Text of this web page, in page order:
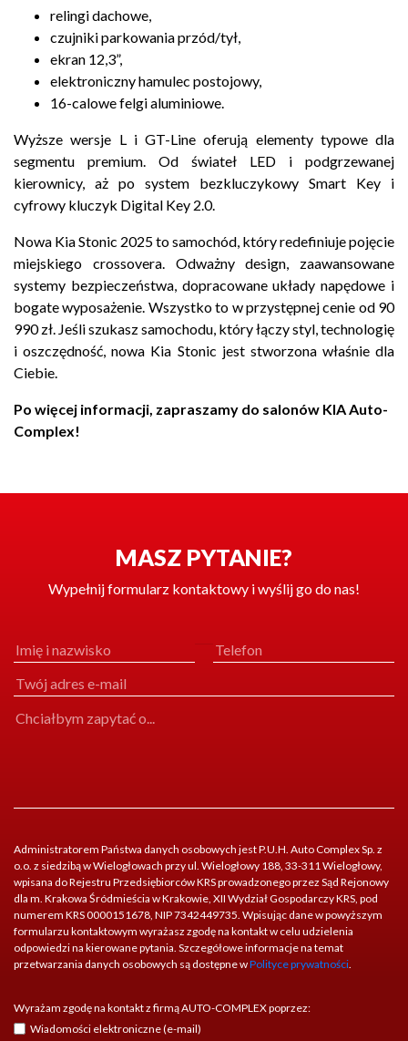
relingi dachowe,
czujniki parkowania przód/tył,
ekran 12,3”,
elektroniczny hamulec postojowy,
16-calowe felgi aluminiowe.
Wyższe wersje L i GT-Line oferują elementy typowe dla
segmentu premium. Od świateł LED i podgrzewanej
kierownicy, aż po system bezkluczykowy Smart Key i
cyfrowy kluczyk Digital Key 2.0.
Nowa Kia Stonic 2025 to samochód, który redefiniuje pojęcie
miejskiego crossovera. Odważny design, zaawansowane
systemy bezpieczeństwa, dopracowane układy napędowe i
bogate wyposażenie. Wszystko to w przystępnej cenie od 90
990 zł. Jeśli szukasz samochodu, który łączy styl, technologię
i oszczędność, nowa Kia Stonic jest stworzona właśnie dla
Ciebie.
Po więcej informacji, zapraszamy do salonów KIA Auto-
Complex!
MASZ PYTANIE?
Wypełnij formularz kontaktowy i wyślij go do nas!
Administratorem Państwa danych osobowych jest P.U.H. Auto Complex Sp. z
o.o. z siedzibą w Wielogłowach przy ul. Wielogłowy 188, 33-311 Wielogłowy,
wpisana do Rejestru Przedsiębiorców KRS prowadzonego przez Sąd Rejonowy
dla m. Krakowa Śródmieścia w Krakowie, XII Wydział Gospodarczy KRS, pod
numerem KRS 0000151678, NIP 7342449735. Wpisując dane w powyższym
formularzu kontaktowym wyrażasz zgodę na kontakt w celu udzielenia
odpowiedzi na kierowane pytania. Szczegółowe informacje na temat
przetwarzania danych osobowych są dostępne wPolityce prywatności
Wyrażam zgodę na kontakt z firmą AUTO-COMPLEX poprzez:
Wiadomości elektroniczne (e-mail)